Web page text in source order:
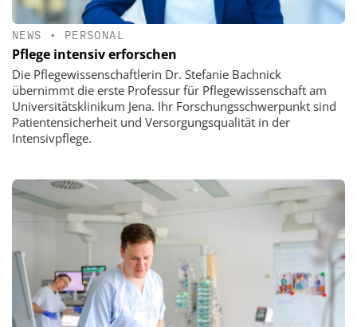
NEWS • PERSONAL
Pflege intensiv erforschen
Die Pflegewissenschaftlerin Dr. Stefanie Bachnick
übernimmt die erste Professur für Pflegewissenschaft am
Universitätsklinikum Jena. Ihr Forschungsschwerpunkt sind
Patientensicherheit und Versorgungsqualität in der
Intensivpflege.